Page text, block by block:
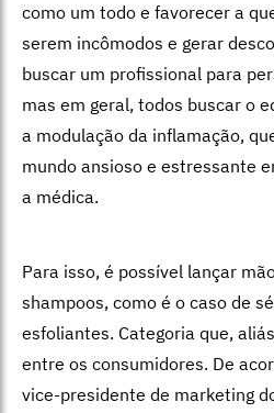
como um todo e favorecer a
serem incômodos e gerar
buscar um profissional para
mas em geral, todos buscar o
a modulação da inflamação,
mundo ansioso e estressante
a médica.
Para isso, é possível lançar
shampoos, como é o caso de
esfoliantes. Categoria que,
entre os consumidores. De
vice-presidente de marketing